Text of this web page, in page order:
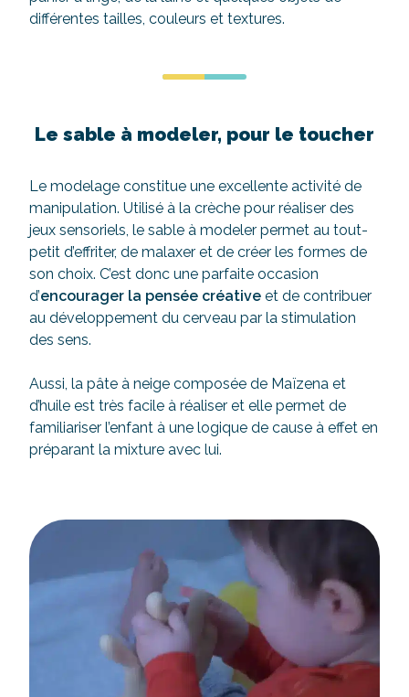
différentes tailles, couleurs et textures.
Le sable à modeler, pour le toucher
Le modelage constitue une excellente activité de
manipulation. Utilisé à la crèche pour réaliser des
jeux sensoriels, le sable à modeler permet au tout-
petit d’effriter, de malaxer et de créer les formes de
son choix. C’est donc une parfaite occasion
d’encourager la pensée créative et de contribuer
au développement du cerveau par la stimulation
des sens.
Aussi, la pâte à neige composée de Maïzena et
d’huile est très facile à réaliser et elle permet de
familiariser l’enfant à une logique de cause à effet en
préparant la mixture avec lui.